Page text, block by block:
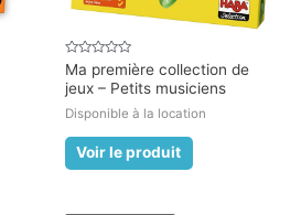
Note
0
sur
Ma première collection de
jeux – Petits musiciens
Disponible à la location
Voir le produit